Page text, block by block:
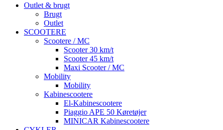
Outlet & brugt
Brugt
Outlet
SCOOTERE
Scootere / MC
Scooter 30 km/t
Scooter 45 km/t
Maxi Scooter / MC
Mobility
Mobility
Kabinescootere
El-Kabinescootere
Piaggio APE 50 Køretøjer
MINICAR Kabinescootere